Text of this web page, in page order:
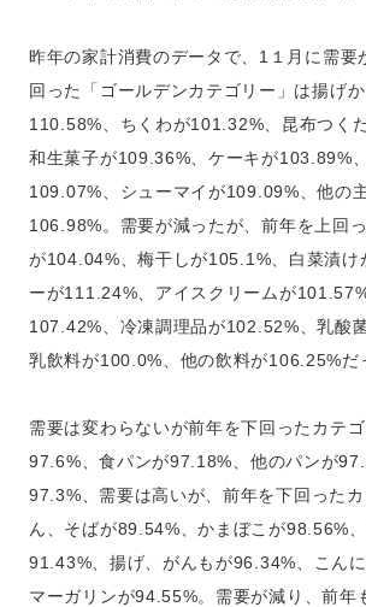
昨年の家計消費のデータで、1１月に需要
回った「ゴールデンカテゴリー」は揚げ
110.58%、ちくわが101.32%、昆布つく
和生菓子が109.36%、ケーキが103.89%
109.07%、シューマイが109.09%、他の
106.98%。需要が減ったが、前年を上回
が104.04%、梅干しが105.1%、白菜漬け
ーが111.24%、アイスクリームが
107.42%、冷凍調理品が102.52%、乳酸
乳飲料が100.0%、他の飲料が106.25%だ
需要は変わらないが前年を下回ったカテ
97.6%、食パンが97.18%、他のパンが
97.3%、需要は高いが、前年を下回った
ん、そばが89.54%、かまぼこが98.56%
91.43%、揚げ、がんもが96.34%、こん
マーガリンが94.55%。需要が減り、前年